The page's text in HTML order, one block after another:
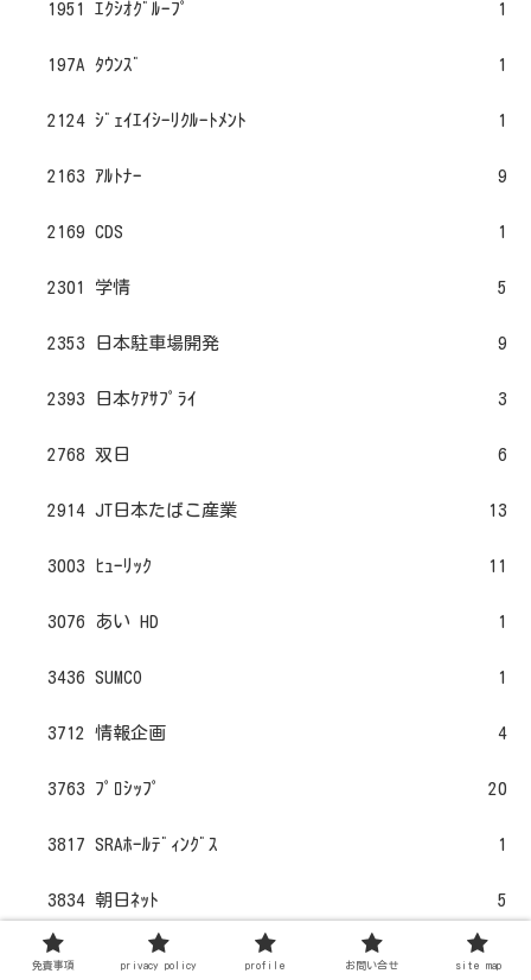
1951 ｴｸｼｵｸﾞﾙｰﾌﾟ 1
197A ﾀｳﾝｽﾞ 1
2124 ｼﾞｪｲｴｲｼｰﾘｸﾙｰﾄﾒﾝﾄ 1
2163 ｱﾙﾄﾅｰ 9
2169 CDS 1
2301 学情 5
2353 日本駐車場開発 9
2393 日本ｹｱｻﾌﾟﾗｲ 3
2768 双日 6
2914 JT日本たばこ産業 13
3003 ﾋｭｰﾘｯｸ 11
3076 あい HD 1
3436 SUMCO 1
3712 情報企画 4
3763 ﾌﾟﾛｼｯﾌﾟ 20
3817 SRAﾎｰﾙﾃﾞｨﾝｸﾞｽ 1
3834 朝日ﾈｯﾄ 5
4042 東ｿｰ
免責事項 privacy policy profile お問い合せ site map